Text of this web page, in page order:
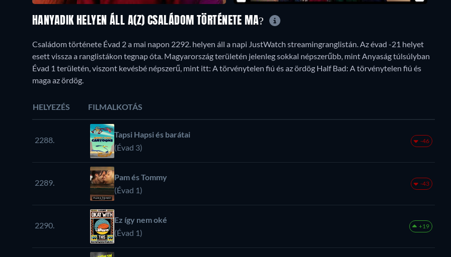
HANYADIK HELYEN ÁLL A(Z) CSALÁDOM TÖRTÉNETE MA?
Családom története Évad 2 a mai napon 2292. helyen áll a napi JustWatch streamingranglistán. Az évad -21 helyet
esett vissza a ranglistákon tegnap óta. Magyarország területén jelenleg sokkal népszerűbb, mint Anyaság túlsúlyban
Évad 1 területén, viszont kevésbé népszerű, mint itt: A törvénytelen fiú és az ördög Half Bad: A törvénytelen fiú és
maga az ördög.
HELYEZÉS FILMALKOTÁS
2288.
Tapsi Hapsi és barátai
(Évad 3)
-46
2289.
Pam és Tommy
(Évad 1)
-43
2290.
Ez így nem oké
(Évad 1)
+19